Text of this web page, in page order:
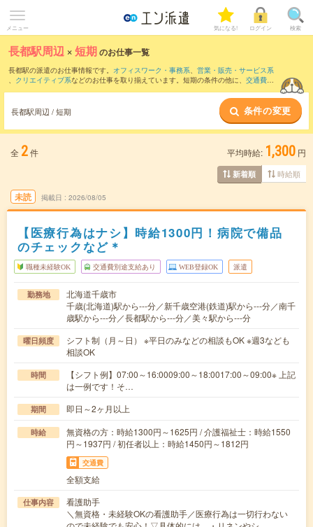
メニュー 気になる! ログイン 検索
長都駅周辺 ×短期のお仕事一覧
長都駅の派遣のお仕事情報です。 オフィスワーク・事務系、 営業・販売・サービス系
、 クリエイティブ系などのお仕事を取り揃えています。短期の条件の他に、 交通費別
長都駅周辺 / 短期 条件の変更
全 2件 平均時給: 1,300 円
新着順 時給順
未読 掲載日 2026/08/05
【医療行為はナシ】時給1300円！病院で備品
のチェックなど＊
職種未経験OK 交通費別途支給あり WEB登録OK 派遣
勤務地
北海道千歳市
千歳(北海道)駅から---分／新千歳空港(鉄道)駅から---分／南千
歳駅から---分／長都駅から---分／美々駅から---分
曜日頻度
シフト制（月～日） ※平日のみなどの相談もOK ※週3なども
相談OK
時間
【シフト例】07:00～16:0009:00～18:0017:00～09:00※ 上記
は一例です！そ…
期間 即日～2ヶ月以上
時給
無資格の方：時給1300円～1625円 / 介護福祉士：時給1550
円～1937円 / 初任者以上：時給1450円～1812円
交通費
全額支給
仕事内容
看護助手
＼無資格・未経験OKの看護助手／医療行為は一切行わない